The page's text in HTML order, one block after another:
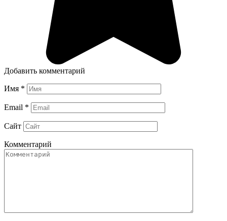
Добавить комментарий
Имя *
Email *
Сайт
Комментарий